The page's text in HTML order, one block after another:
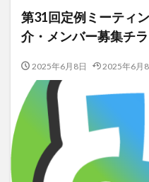
第31回定例ミーティ
介・メンバー募集チ
2025年6月8日 2025年6月